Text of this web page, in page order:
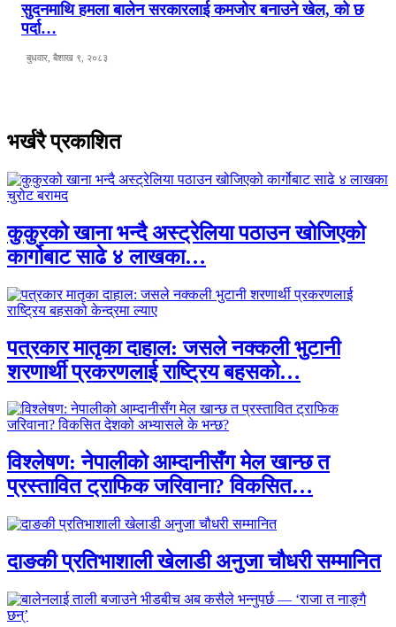
सुदनमाथि हमला बालेन सरकारलाई कमजोर बनाउने खेल, को छ
पर्दा…
बुधवार, बैशाख ९, २०८३
भर्खरै प्रकाशित
कुकुरको खाना भन्दै अस्ट्रेलिया पठाउन खोजिएको
कार्गोबाट साढे ४ लाखका…
पत्रकार मातृका दाहाल: जसले नक्कली भुटानी
शरणार्थी प्रकरणलाई राष्ट्रिय बहसको…
विश्लेषण: नेपालीको आम्दानीसँग मेल खान्छ त
प्रस्तावित ट्राफिक जरिवाना? विकसित…
दाङकी प्रतिभाशाली खेलाडी अनुजा चौधरी सम्मानित